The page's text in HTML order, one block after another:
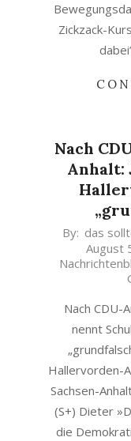
Zickzack-
Nach
Anhalt:
2026-
05
By: das
August
Nach CDU-
nennt
Hallervorden-
Sachsen-
(S+) Dieter
die